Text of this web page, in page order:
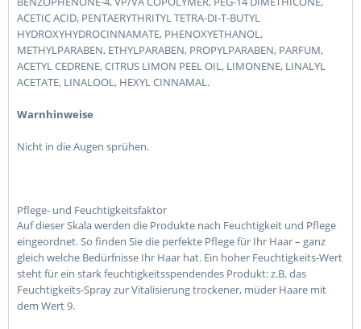
ACETIC ACID, PENTAERYTHRITYL TETRA-DI-T-BUTYL
HYDROXYHYDROCINNAMATE, PHENOXYETHANOL,
METHYLPARABEN, ETHYLPARABEN, PROPYLPARABEN, PARFUM,
ACETYL CEDRENE, CITRUS LIMON PEEL OIL, LIMONENE, LINALYL
ACETATE, LINALOOL, HEXYL CINNAMAL.
Warnhinweise
Nicht in die Augen sprühen.
Pflege- und Feuchtigkeitsfaktor
Auf dieser Skala werden die Produkte nach Feuchtigkeit und Pflege
eingeordnet. So finden Sie die perfekte Pflege für Ihr Haar – ganz
gleich welche Bedürfnisse Ihr Haar hat. Ein hoher Feuchtigkeits-Wert
steht für ein stark feuchtigkeitsspendendes Produkt: z.B. das
Feuchtigkeits-Spray zur Vitalisierung trockener, müder Haare mit
dem Wert 9.